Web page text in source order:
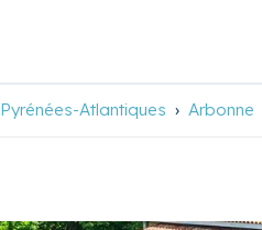
Pyrénées-Atlantiques Arbonne